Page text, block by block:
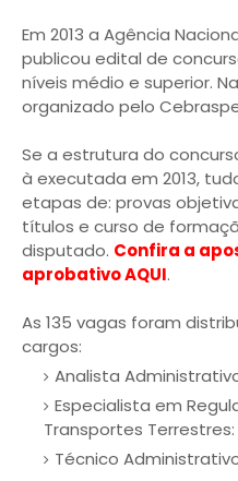
Em 2013 a Agência
publicou edital de
níveis médio e superior.
organizado pelo
Se a estrutura do
à executada em 2013,
etapas de: provas
títulos e curso de
disputado. Confira a
aprobativo AQUI.
As 135 vagas foram
cargos:
Analista
Especialista em
Transportes Terrestres:
Técnico